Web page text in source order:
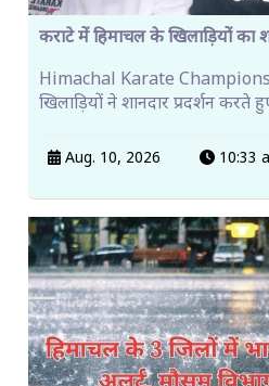
कराटे में हिमाचल के खिलाड़ियों का
Himachal Karate
खिलाड़ियों ने शानदार प्रदर्शन
Aug. 10, 2026 10:33